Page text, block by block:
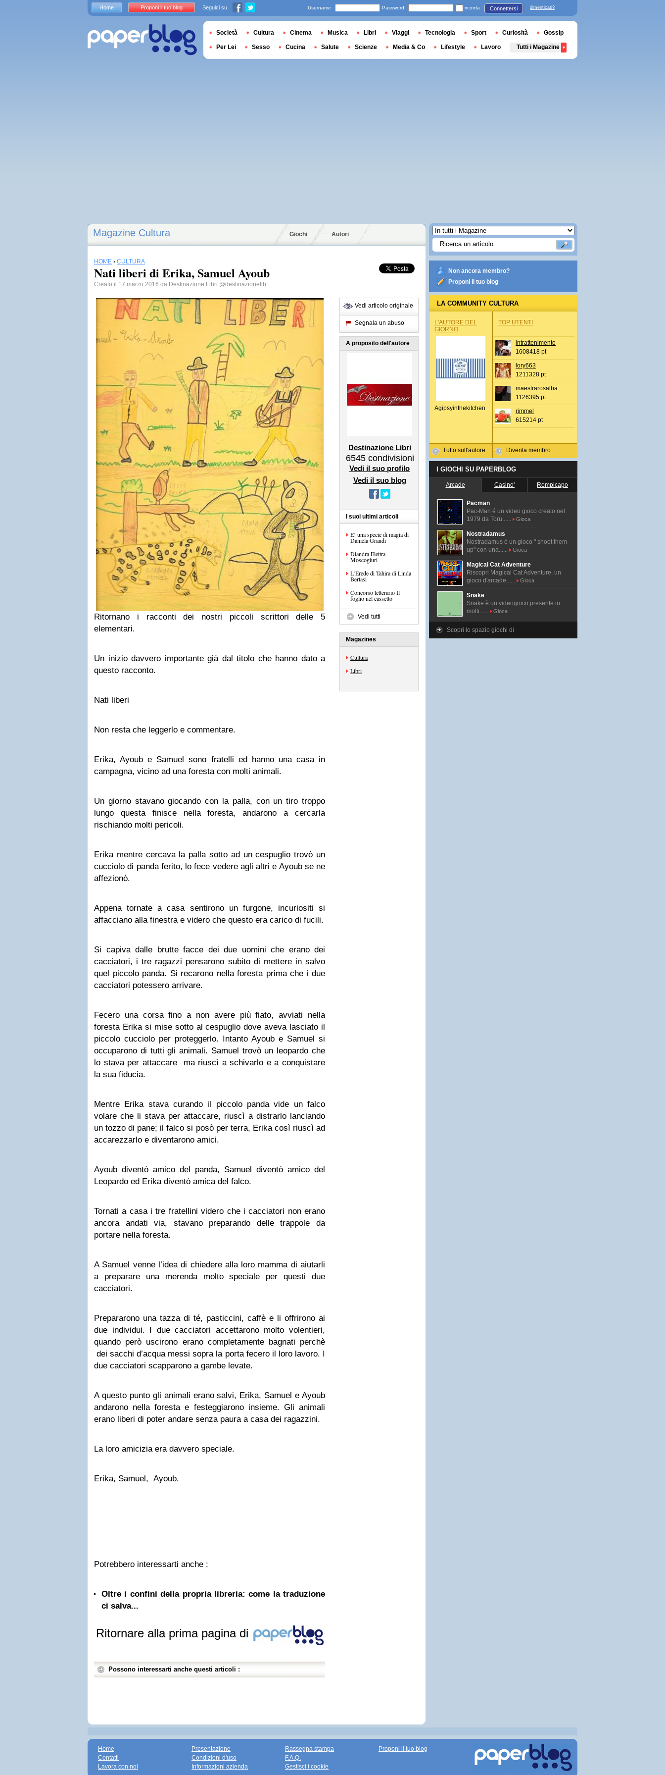
Magazine Cultura Giochi Autori
HOME › CULTURA
Nati liberi di Erika, Samuel Ayoub
Creato il 17 marzo 2016 da Destinazione Libri @destinazionelib
Ritornano i racconti dei nostri piccoli scrittori delle 5
elementari.
Un inizio davvero importante già dal titolo che hanno dato a
questo racconto.
Nati liberi
Non resta che leggerlo e commentare.
Erika, Ayoub e Samuel sono fratelli ed hanno una casa in
campagna, vicino ad una foresta con molti animali.
Un giorno stavano giocando con la palla, con un tiro troppo
lungo questa finisce nella foresta, andarono a cercarla
rischiando molti pericoli.
Erika mentre cercava la palla sotto ad un cespuglio trovò un
cucciolo di panda ferito, lo fece vedere agli altri e Ayoub se ne
affezionò.
Appena tornate a casa sentirono un furgone, incuriositi si
affacciano alla finestra e videro che questo era carico di fucili.
Si capiva dalle brutte facce dei due uomini che erano dei
cacciatori, i tre ragazzi pensarono subito di mettere in salvo
quel piccolo panda. Si recarono nella foresta prima che i due
cacciatori potessero arrivare.
Fecero una corsa fino a non avere più fiato, avviati nella
foresta Erika si mise sotto al cespuglio dove aveva lasciato il
piccolo cucciolo per proteggerlo. Intanto Ayoub e Samuel si
occuparono di tutti gli animali. Samuel trovò un leopardo che
lo stava per attaccare ma riuscì a schivarlo e a conquistare
la sua fiducia.
Mentre Erika stava curando il piccolo panda vide un falco
volare che li stava per attaccare, riuscì a distrarlo lanciando
un tozzo di pane; il falco si posò per terra, Erika così riuscì ad
accarezzarlo e diventarono amici.
Ayoub diventò amico del panda, Samuel diventò amico del
Leopardo ed Erika diventò amica del falco.
Tornati a casa i tre fratellini videro che i cacciatori non erano
ancora andati via, stavano preparando delle trappole da
portare nella foresta.
A Samuel venne l’idea di chiedere alla loro mamma di aiutarli
a preparare una merenda molto speciale per questi due
cacciatori.
Prepararono una tazza di té, pasticcini, caffè e li offrirono ai
due individui. I due cacciatori accettarono molto volentieri,
quando però uscirono erano completamente bagnati perchè
dei sacchi d’acqua messi sopra la porta fecero il loro lavoro. I
due cacciatori scapparono a gambe levate.
A questo punto gli animali erano salvi, Erika, Samuel e Ayoub
andarono nella foresta e festeggiarono insieme. Gli animali
erano liberi di poter andare senza paura a casa dei ragazzini.
La loro amicizia era davvero speciale.
Erika, Samuel, Ayoub.
Potrebbero interessarti anche :
Oltre i confini della propria libreria: come la traduzione
ci salva...
Ritornare alla prima pagina di
Possono interessarti anche questi articoli :
Vedi articolo originale
Segnala un abuso
A proposito dell'autore
Destinazione Libri
6545 condivisioni
Vedi il suo profilo
Vedi il suo blog
I suoi ultimi articoli
E’ una specie di magia di
Daniela Grandi
Diandra Elettra
Moscogiuri
L’Erede di Tahira di Linda
Bertasi
Concorso letterario Il
foglio nel cassetto
Vedi tutti
Magazines
Cultura
Libri
Non ancora membro?
Proponi il tuo blog
LA COMMUNITY CULTURA
L'AUTORE DEL
GIORNO
Agipsyinthekitchen
Tutto sull'autore
TOP UTENTI
intrattenimento
1608418 pt
lory663
1211328 pt
maestrarosalba
1126395 pt
rimmel
615214 pt
Diventa membro
I GIOCHI SU PAPERBLOG
Arcade Casino' Rompicapo
Pacman
Pac-Man é un video gioco creato nel
1979 da Toru......
Gioca
Nostradamus
Nostradamus è un gioco " shoot them
up" con una......
Gioca
Magical Cat Adventure
Riscopri Magical Cat Adventure, un
gioco d'arcade......
Gioca
Snake
Snake è un videogioco presente in
molti......
Gioca
Scopri lo spazio giochi di
Home Proponi il tuo blog Seguici su Username Password ricorda Connettersi dimenticati?
Società Cultura Cinema Musica Libri Viaggi Tecnologia Sport Curiosità Gossip
Per Lei Sesso Cucina Salute Scienze Media & Co Lifestyle Lavoro Tutti i Magazine
Home
Contatti
Lavora con noi
Presentazione
Condizioni d'uso
Informazioni azienda
Rassegna stampa
F.A.Q.
Gestisci i cookie
Proponi il tuo blog